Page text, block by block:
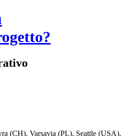
(CH), Varsavia (PL), Seattle (USA),